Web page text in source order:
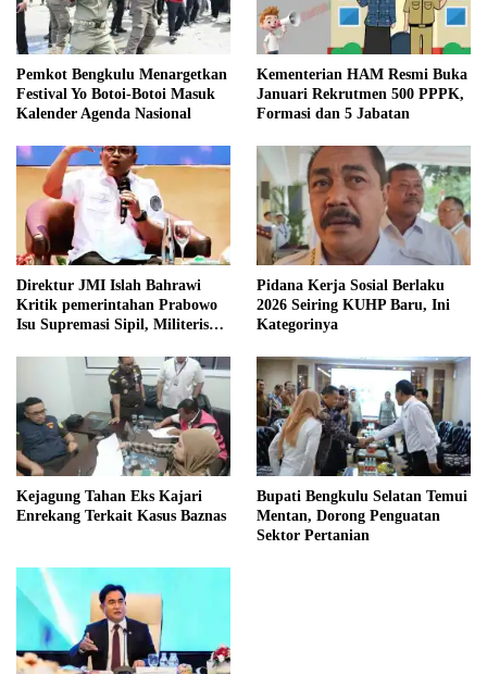
Pemkot Bengkulu Menargetkan
Festival Yo Botoi-Botoi Masuk
Kalender Agenda Nasional
Kementerian HAM Resmi Buka
Januari Rekrutmen 500 PPPK,
Formasi dan 5 Jabatan
Direktur JMI Islah Bahrawi
Kritik pemerintahan Prabowo
Isu Supremasi Sipil, Militerisasi,
Pidana Kerja Sosial Berlaku
2026 Seiring KUHP Baru, Ini
Kategorinya
Kejagung Tahan Eks Kajari
Enrekang Terkait Kasus Baznas
Bupati Bengkulu Selatan Temui
Mentan, Dorong Penguatan
Sektor Pertanian